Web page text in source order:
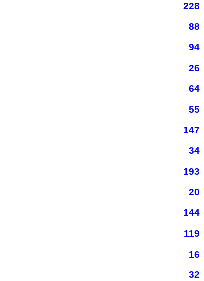
228
88
94
26
64
55
147
34
193
20
144
119
16
32